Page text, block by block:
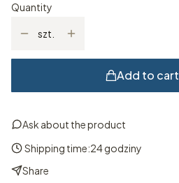
Quantity
szt.
Add to cart
Ask about the product
Shipping time:24 godziny
Share